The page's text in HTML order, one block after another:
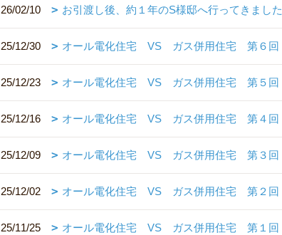
26/02/10 お引渡し後、約１年のS様邸へ行ってきました
25/12/30 オール電化住宅 VS ガス併用住宅 第６回
25/12/23 オール電化住宅 VS ガス併用住宅 第５回
25/12/16 オール電化住宅 VS ガス併用住宅 第４回
25/12/09 オール電化住宅 VS ガス併用住宅 第３回
25/12/02 オール電化住宅 VS ガス併用住宅 第２回
25/11/25 オール電化住宅 VS ガス併用住宅 第１回